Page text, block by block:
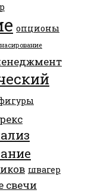
опционы
швагер
свечи